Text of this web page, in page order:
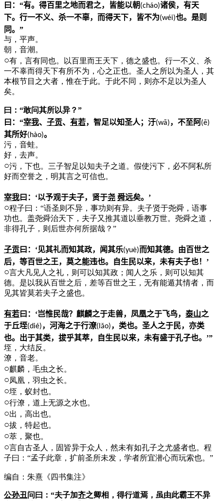
曰：“有。得百里之地而君之，皆能以朝(cháo)诸侯，有天
下。行一不义、杀一不辜，而得天下，皆不为(wéi)也。是则
同。”
与，平声。
朝，音潮。
○有，言有同也。以百里而王天下，德之盛也。行一不义、杀
一不辜而得天下有所不为，心之正也。圣人之所以为圣人，其
本根节目之大者，惟在于此。于此不同，则亦不足以为圣人
矣。
曰：“敢问其所以异？”
曰：“宰我、 子贡、 有若，智足以知圣人；汙(wā)，不至阿(ē)
其所好(hào)。
污，音蛙。
好，去声。
○污，下也。三子智足以知夫子之道。假使污下，必不阿私所
好而空誉之，明其言之可信也。
宰我曰：‘以予观于夫子，贤于尧 舜远矣。’
○程子曰：“语圣则不异，事功则有异。夫子贤于尧舜，语事
功也。盖尧舜治天下，夫子又推其道以垂教万世。尧舜之道，
非得孔子，则后世亦何所据哉？”
子贡曰：‘见其礼而知其政，闻其乐(yuè)而知其德。由百世之
后，等百世之王，莫之能违也。自生民以来，未有夫子也！’
○言大凡见人之礼，则可以知其政；闻人之乐，则可以知其
德。是以我从百世之后，差等百世之王，无有能遁其情者，而
见其皆莫若夫子之盛也。
有若曰：‘岂惟民哉？麒麟之于走兽，凤凰之于飞鸟， 泰山之
于丘垤(dié)，河海之于行潦(l ǎo)，类也。圣人之于民，亦类
也。出于其类，拔乎其萃，自生民以来，未有盛于孔子也。’”
垤，大结反。
潦，音老。
○麒麟，毛虫之长。
○凤凰，羽虫之长。
○垤，蚁封也。
○行潦，道上无源之水也。
○出，高出也。
○拔，特起也。
○萃，聚也。
○言自古圣人，固皆异于众人，然未有如孔子之尤盛者也。程
子曰：“孟子此章，扩前圣所未发，学者所宜潜心而玩索也。”
编自：朱熹《四书集注》
公孙丑问曰：“夫子加齐之卿相，得行道焉，虽由此霸王不异